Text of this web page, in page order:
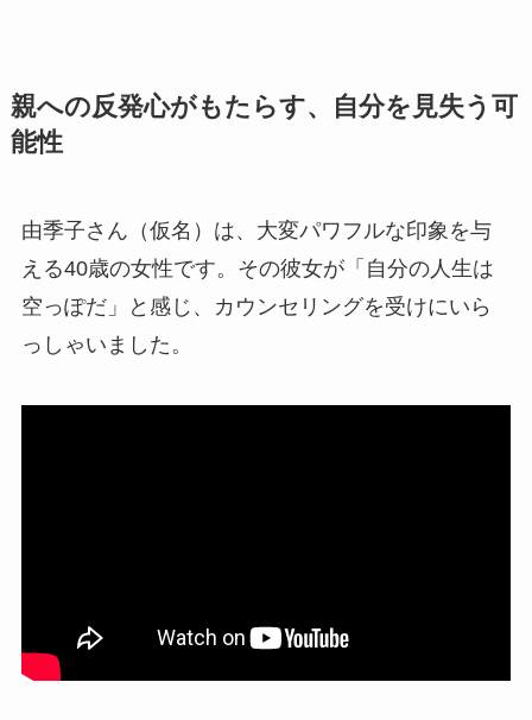
親への反発心がもたらす、自分を見失う可
能性
由季子さん（仮名）は、大変パワフルな印象を与
える40歳の女性です。その彼女が「自分の人生は
空っぽだ」と感じ、カウンセリングを受けにいら
っしゃいました。